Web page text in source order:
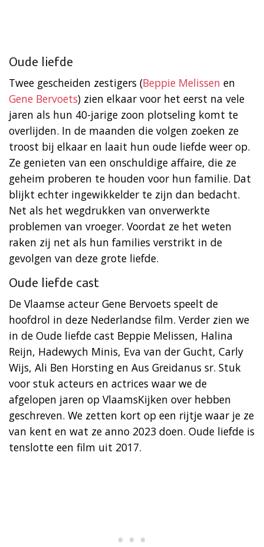
Oude liefde
Twee gescheiden zestigers (Beppie Melissen en
Gene Bervoets) zien elkaar voor het eerst na vele
jaren als hun 40-jarige zoon plotseling komt te
overlijden. In de maanden die volgen zoeken ze
troost bij elkaar en laait hun oude liefde weer op.
Ze genieten van een onschuldige affaire, die ze
geheim proberen te houden voor hun familie. Dat
blijkt echter ingewikkelder te zijn dan bedacht.
Net als het wegdrukken van onverwerkte
problemen van vroeger. Voordat ze het weten
raken zij net als hun families verstrikt in de
gevolgen van deze grote liefde.
Oude liefde cast
De Vlaamse acteur Gene Bervoets speelt de
hoofdrol in deze Nederlandse film. Verder zien we
in de Oude liefde cast Beppie Melissen, Halina
Reijn, Hadewych Minis, Eva van der Gucht, Carly
Wijs, Ali Ben Horsting en Aus Greidanus sr. Stuk
voor stuk acteurs en actrices waar we de
afgelopen jaren op VlaamsKijken over hebben
geschreven. We zetten kort op een rijtje waar je ze
van kent en wat ze anno 2023 doen. Oude liefde is
tenslotte een film uit 2017.